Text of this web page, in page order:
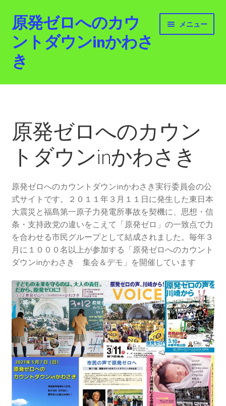
ナ
ビ
ゲ
ー
シ
キ
コ
ン
テ
ン
ツ
プ
原発ゼロへのカウ
ントダウンinかわさ
き
メニュー
ホーム
活動紹介
2012.3.11 「原発ゼロへのカウントダウンinかわさ
原発ゼロ金曜日行動 inかわさき
2013.3.10 第２回原発ゼロへのカウントダウンinかわ
さき 集会
2014.3.16 第３回原発ゼロへのカウントダウンinかわ
さき 集会
2014.10.13 「今こそ９条inかわさき」大集会 第二分
科会【原発は人権問題だ】 福島からの発言
2022.3.13 第11回原発ゼロへのカウントダウンinかわ
さき 集会
2015.3.8 第4回原発ゼロへのカウントダウンinかわさ
き 集会
原発ゼロへのカウン
トダウンinかわさき
原発ゼロへのカウントダウンinかわさき実行委員会の公
式サイトです。２０１１年３月１１日に発生した東日本
大震災と福島第一原子力発電所事故を契機に、思想・信
条・支持政党の違いをこえて「原発ゼロ」の一致点で力
を合わせる市民グループとして結成されました。毎年３
月に１０００名以上が参加する「原発ゼロへのカウント
ダウンinかわさき 集会＆デモ」を開催しています